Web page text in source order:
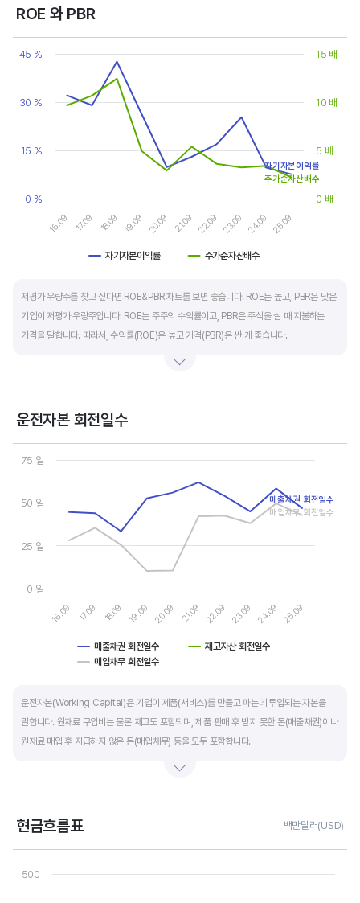
주당배당금의 비율입니다. 예를 들어 A 주식을 주당 100 달러에 매수하고 주당배당금으로
라고 하면, 시가배당률은 1.5% 이상이면 배당 매력이 있는 기업이고 배당수익률은
ROE 와 PBR
Chart
Line chart with 2 lines.
View as data table, Chart
The chart has 1 X axis displaying categories.
The chart has 2 Y axes displaying values, and values.
자기자본이익률 주가순자산배수
16.09 17.09 18.09 19.09 20.09 21.09 22.09 23.09 24.09 25.09
0 %
15 %
30 %
45 %
0 배
5 배
10 배
15 배
자기자본이익률
주가순자산배수
저평가 우량주를 찾고 싶다면 ROE&PBR 차트를 보면 좋습니다. ROE는 높고, PBR은 낮은
기업이 저평가 우량주입니다. ROE는 주주의 수익률이고, PBR은 주식을 살 때 지불하는
가격을 말합니다. 따라서, 수익률(ROE)은 높고 가격(PBR)은 싼 게 좋습니다.
운전자본 회전일수
Chart
Line chart with 3 lines.
The chart has 1 X axis displaying categories.
The chart has 2 Y axes displaying values, and values.
매출채권 회전일수
재고자산 회전일수
매입채무 회전일수
16.09 17.09 18.09 19.09 20.09 21.09 22.09 23.09 24.09 25.09
0 일
25 일
50 일
75 일
매출채권 회전일수
매입채무 회전일수
운전자본(Working Capital)은 기업이 제품(서비스)를 만들고 파는데 투입되는 자본을
말합니다. 원재료 구입비는 물론 재고도 포함되며, 제품 판매 후 받지 못한 돈(매출채권)이나
원재료 매입 후 지급하지 않은 돈(매입채무) 등을 모두 포함합니다.
높습니다. 따라서 운전자본 규모 보다는 현금이 잘 돌고 있는지를 확인할 수 있는 운전자본
운전자본 회전일수는 낮을 수록 좋습니다. 운전자본 회전일수가 낮으면 회사의 현금 회전이
현금흐름표 백만달러(USD)
Chart
View as data table, Chart
500